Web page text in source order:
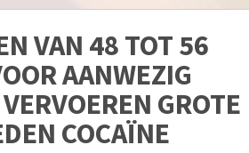
VAN 48 TOT 56
AANWEZIG
GROTE
COCAÏNE